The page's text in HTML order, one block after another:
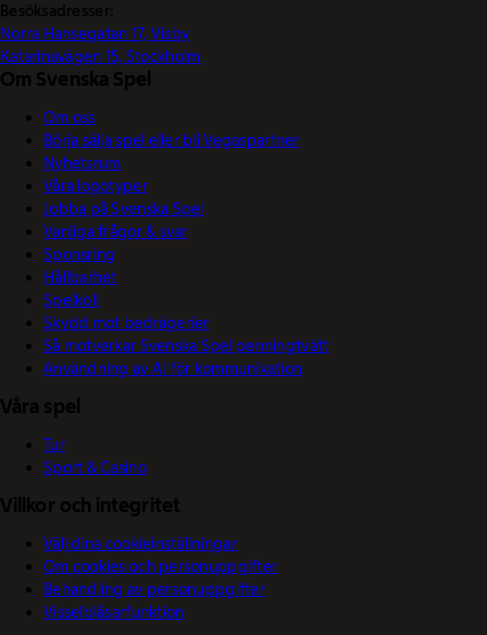
Besöksadresser:
Norra Hansegatan 17, Visby
Katarinavägen 15, Stockholm
Om Svenska Spel
Om oss
Börja sälja spel eller bli Vegaspartner
Nyhetsrum
Våra logotyper
Jobba på Svenska Spel
Vanliga frågor & svar
Sponsring
Hållbarhet
Spelkoll
Skydd mot bedrägerier
Så motverkar Svenska Spel penningtvätt
Användning av AI för kommunikation
Våra spel
Tur
Sport & Casino
Villkor och integritet
Välj dina cookieinställningar
Om cookies och personuppgifter
Behandling av personuppgifter
Visselblåsarfunktion